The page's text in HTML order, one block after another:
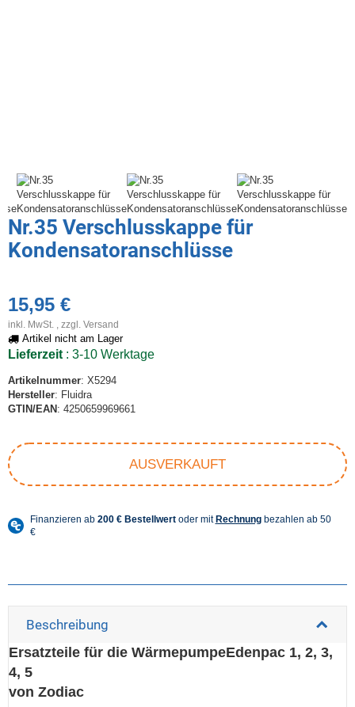
Nr.35 Verschlusskappe für
Kondensatoranschlüsse
15,95 €
inkl. MwSt. , zzgl. Versand
Artikel nicht am Lager
Lieferzeit : 3-10 Werktage
Artikelnummer: X5294
Hersteller: Fluidra
GTIN/EAN : 4250659969661
AUSVERKAUFT
Beschreibung
Ersatzteile für die WärmepumpeEdenpac 1, 2, 3,
4, 5
von Zodiac